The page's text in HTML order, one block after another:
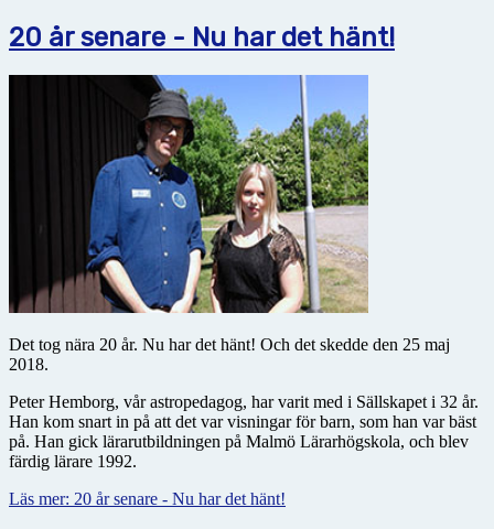
20 år senare - Nu har det hänt!
Det tog nära 20 år. Nu har det hänt! Och det skedde den 25 maj
2018.
Peter Hemborg, vår astropedagog, har varit med i Sällskapet i 32 år.
Han kom snart in på att det var visningar för barn, som han var bäst
på. Han gick lärarutbildningen på Malmö Lärarhögskola, och blev
färdig lärare 1992.
Läs mer: 20 år senare - Nu har det hänt!